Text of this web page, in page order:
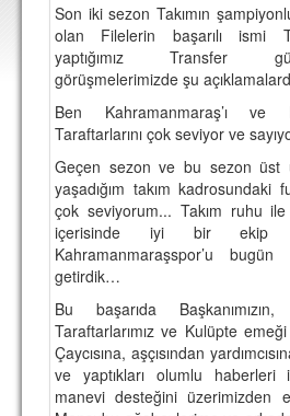
BİLETLER
DEPLASMAN
LİSANSLI ÜRÜNLER
FOTOĞRAF & VİDEOLAR
MARŞ &
KULÜP
AMBLEM
SPOR TESİSLERİ
YÖNETİM KURULU
Son iki sezon Takımın
olan Filelerin başarılı ismi
yaptığımız Transfer
görüşmelerimizde şu
Ben Kahramanmaraş’ı ve
Taraftarlarını çok seviyor ve
Geçen sezon ve bu sezon üst
yaşadığım takım kadrosundaki
çok seviyorum... Takım ruhu
içerisinde iyi bir ekip
Kahramanmaraşspor’u
getirdik…
Bu başarıda
Taraftarlarımız ve Kulüpte
Çaycısına, aşçısından
ve yaptıkları olumlu
manevi desteğini üzerimizden